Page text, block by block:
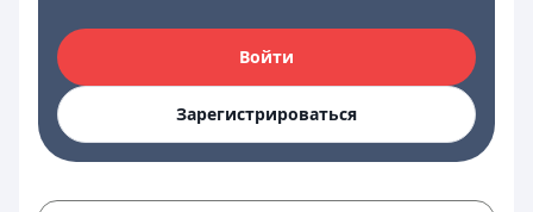
Войти
Зарегистрироваться